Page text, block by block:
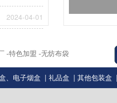
2024-04-01
-特色加盟 -无纺布袋
、电子烟盒 | 礼品盒 | 其他包装盒 |